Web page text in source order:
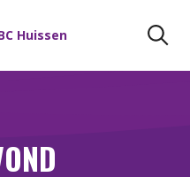
Huissen